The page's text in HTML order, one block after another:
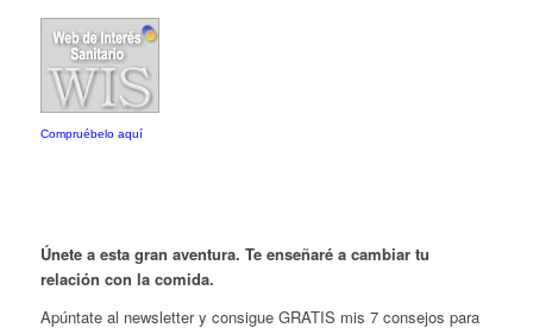
Compruébelo aquí
Únete a esta gran aventura. Te enseñaré a cambiar tu
relación con la comida.
Apúntate al newsletter y consigue GRATIS mis 7 consejos para